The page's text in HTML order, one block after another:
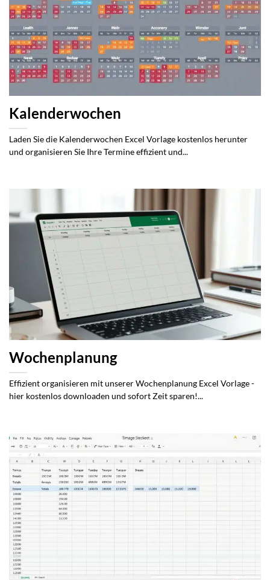
Kalenderwochen
Laden Sie die Kalenderwochen Excel Vorlage kostenlos herunter
und organisieren Sie Ihre Termine effizient und...
Wochenplanung
Effizient organisieren mit unserer Wochenplanung Excel Vorlage -
hier kostenlos downloaden und sofort Zeit sparen!...